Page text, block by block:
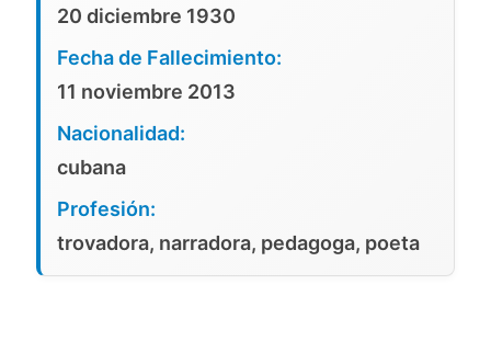
20 diciembre 1930
Fecha de Fallecimiento:
11 noviembre 2013
Nacionalidad:
cubana
Profesión:
trovadora, narradora, pedagoga, poeta